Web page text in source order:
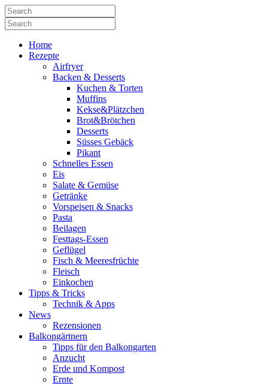
Home
Rezepte
Airfryer
Backen & Desserts
Kuchen & Torten
Muffins
Kekse&Plätzchen
Brot&Brötchen
Desserts
Süsses Gebäck
Pikant
Schnelles Essen
Eis
Salate & Gemüse
Getränke
Vorspeisen & Snacks
Pasta
Beilagen
Festtags-Essen
Geflügel
Fisch & Meeresfrüchte
Fleisch
Einkochen
Tipps & Tricks
Technik & Apps
News
Rezensionen
Balkongärtnern
Tipps für den Balkongarten
Anzucht
Erde und Kompost
Ernte